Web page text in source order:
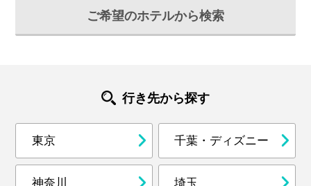
ご希望のホテルから検索
行き先から探す
東京 千葉・ディズニー
神奈川 埼玉